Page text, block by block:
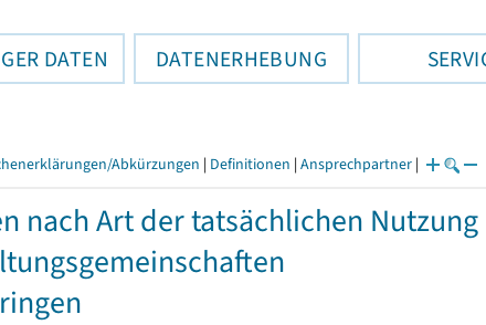
DATEN DATENERHEBUNG
Abkürzungen | Definitionen | Ansprechpartner |
nach Art der tatsächlichen